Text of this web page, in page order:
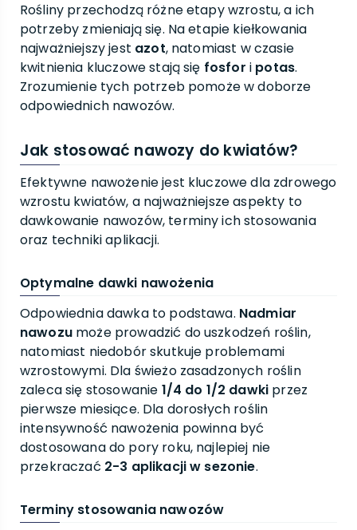
Rośliny przechodzą różne etapy wzrostu, a ich
potrzeby zmieniają się. Na etapie kiełkowania
najważniejszy jest azot, natomiast w czasie
kwitnienia kluczowe stają się fosfor i potas.
Zrozumienie tych potrzeb pomoże w doborze
odpowiednich nawozów.
Jak stosować nawozy do kwiatów?
Efektywne nawożenie jest kluczowe dla zdrowego
wzrostu kwiatów, a najważniejsze aspekty to
dawkowanie nawozów, terminy ich stosowania
oraz techniki aplikacji.
Optymalne dawki nawożenia
Odpowiednia dawka to podstawa. Nadmiar
nawozumoże prowadzić do uszkodzeń roślin,
natomiast niedobór skutkuje problemami
wzrostowymi. Dla świeżo zasadzonych roślin
zaleca się stosowanie 1/4 do 1/2 dawki przez
pierwsze miesiące. Dla dorosłych roślin
intensywność nawożenia powinna być
dostosowana do pory roku, najlepiej nie
przekraczać 2-3 aplikacji w sezonie.
Terminy stosowania nawozów